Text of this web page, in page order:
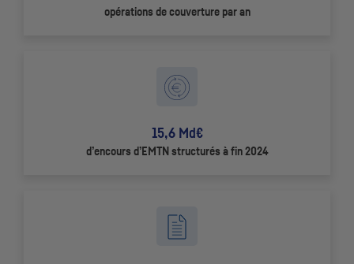
opérations de couverture par an
15,6 Md€
d’encours d’EMTN structurés à fin 2024